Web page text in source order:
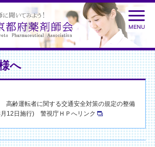
へ
高齢運転者に関する交通安全対策の規定の整備
12日施行) 警視庁ＨＰへリンク